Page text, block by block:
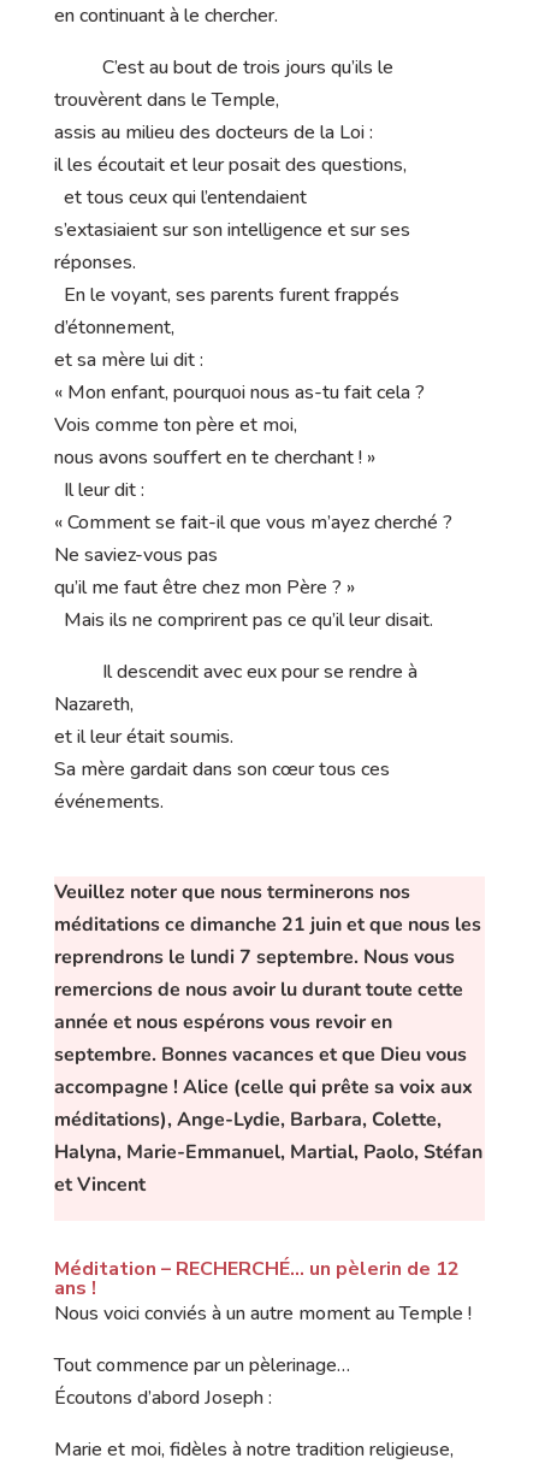
en continuant à le chercher.
C’est au bout de trois jours qu’ils le
trouvèrent dans le Temple,
assis au milieu des docteurs de la Loi :
il les écoutait et leur posait des questions,
et tous ceux qui l’entendaient
s’extasiaient sur son intelligence et sur ses
réponses.
En le voyant, ses parents furent frappés
d’étonnement,
et sa mère lui dit :
« Mon enfant, pourquoi nous as-tu fait cela ?
Vois comme ton père et moi,
nous avons souffert en te cherchant ! »
Il leur dit :
« Comment se fait-il que vous m’ayez cherché ?
Ne saviez-vous pas
qu’il me faut être chez mon Père ? »
Mais ils ne comprirent pas ce qu’il leur disait.
Il descendit avec eux pour se rendre à
Nazareth,
et il leur était soumis.
Sa mère gardait dans son cœur tous ces
événements.
Veuillez noter que nous terminerons nos
méditations ce dimanche 21 juin et que nous les
reprendrons le lundi 7 septembre. Nous vous
remercions de nous avoir lu durant toute cette
année et nous espérons vous revoir en
septembre. Bonnes vacances et que Dieu vous
accompagne ! Alice (celle qui prête sa voix aux
méditations), Ange-Lydie, Barbara, Colette,
Halyna, Marie-Emmanuel, Martial, Paolo, Stéfan
et Vincent
Méditation –RECHERCHÉ… un pèlerin de 12
ans !
Nous voici conviés à un autre moment au Temple !
Tout commence par un pèlerinage…
Écoutons d’abord Joseph :
Marie et moi, fidèles à notre tradition religieuse,